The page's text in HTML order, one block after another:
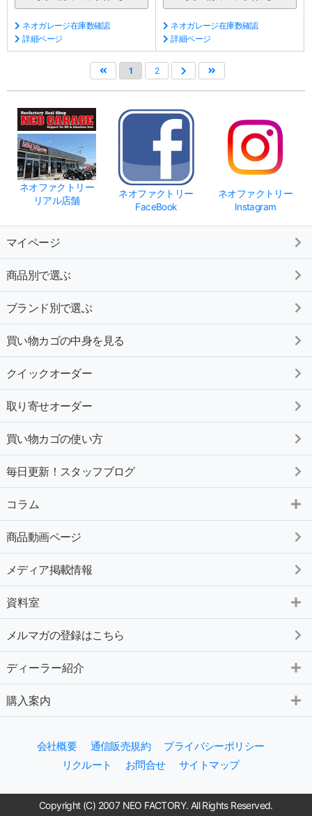
ネオガレージ在庫数確認
詳細ページ
ネオガレージ在庫数確認
詳細ページ
1 2
ネオファクトリー
リアル店舗
ネオファクトリー
FaceBook
ネオファクトリー
Instagram
マイページ
商品別で選ぶ
ブランド別で選ぶ
買い物カゴの中身を見る
クイックオーダー
取り寄せオーダー
買い物カゴの使い方
毎日更新！スタッフブログ
コラム
商品動画ページ
メディア掲載情報
資料室
メルマガの登録はこちら
ディーラー紹介
購入案内
会社概要 通信販売規約
プライバシーポリシー
リクルート
お問合せ サイトマップ
Copyright (C) 2007 NEO FACTORY. All Rights Reserved.